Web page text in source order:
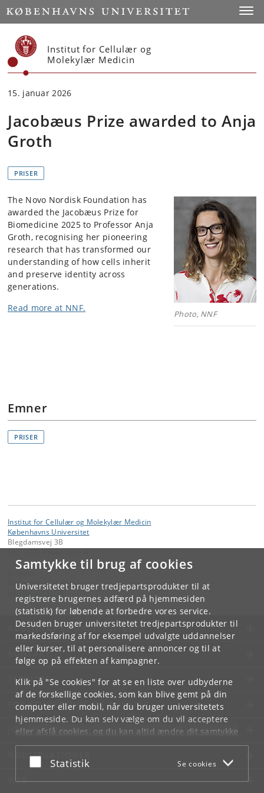
Samtykke til brug af cookies
Universitetet bruger tredjepartsprodukter til at
registrere brugernes adfærd på hjemmesiden
(statistik) for løbende at forbedre vores service.
Desuden bruger universitetet tredjepartsprodukter til
markedsføring af for eksempel udvalgte uddannelser
eller kurser, til at personalisere annoncer og til at
følge op på effekten af kampagner.
Klik på "Se cookies" for at se en liste over udbyderne
af de forskellige cookies, som kan blive gemt på din
computer eller mobil, når du bruger universitetets
hjemmeside. Du kan selv vælge om du vil acceptere
eller afslå cookies, og du kan altid ændre dit samtykke
underCookie- og privatlivspolitiksom du finder i
bunden af hver side.
Acceptér eller afslå
Statistik Se cookies
Start
Institut for Cellulær og
Molekylær Medicin
15. januar 2026
Jacobæus Prize awarded to Anja
Groth
PRISER
Photo, NNF
The Novo Nordisk Foundation has
awarded the Jacobæus Prize for
Biomedicine 2025 to Professor Anja
Groth, recognising her pioneering
research that has transformed our
understanding of how cells inherit
and preserve identity across
generations.
Read more at NNF.
Emner
PRISER
Institut for Cellulær og Molekylær Medicin
Københavns Universitet
Blegdamsvej 3B
Mette Kjær Schou
KØBENHAVNS UNIVERSITET
KONTAKT
SERVICES
FOR STUDERENDE OG ANSATTE
JOB OG KARRIERE
NØDSITUATIONER
WEB